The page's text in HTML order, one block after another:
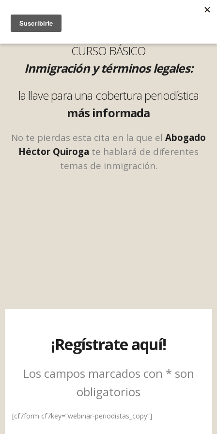
CURSO BÁSICO
Inmigración y términos legales:
la llave para una cobertura periodística
más informada
No te pierdas esta cita en la que el Abogado
Héctor Quiroga te hablará de diferentes
temas de inmigración.
¡Regístrate aquí!
Los campos marcados con * son
obligatorios
[cf7form cf7key=”webinar-periodistas_copy”]